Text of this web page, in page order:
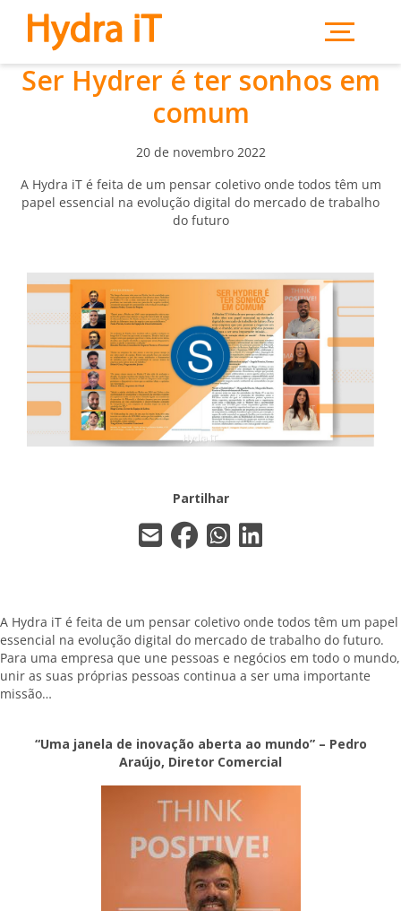
Ser Hydrer é ter sonhos em
comum
20 de novembro 2022
A Hydra iT é feita de um pensar coletivo onde todos têm um
papel essencial na evolução digital do mercado de trabalho
do futuro
Partilhar
A Hydra iT é feita de um pensar coletivo onde todos têm um papel
essencial na evolução digital do mercado de trabalho do futuro.
Para uma empresa que une pessoas e negócios em todo o mundo,
unir as suas próprias pessoas continua a ser uma importante
missão…
“Uma janela de inovação aberta ao mundo” – Pedro
Araújo, Diretor Comercial